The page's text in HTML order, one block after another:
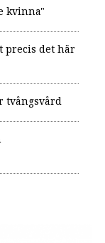
kvinna"
precis det här
tvångsvård